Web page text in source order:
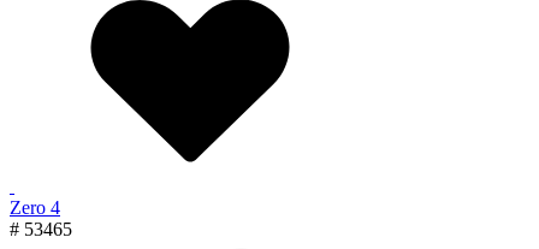
Zero 4
# 53465